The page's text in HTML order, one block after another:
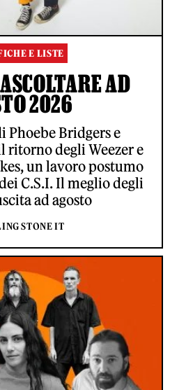
E LISTE
AD
2026
Phoebe Bridgers e
ritorno degli Weezer e
un lavoro postumo
C.S.I. Il meglio degli
ad agosto
STONE IT